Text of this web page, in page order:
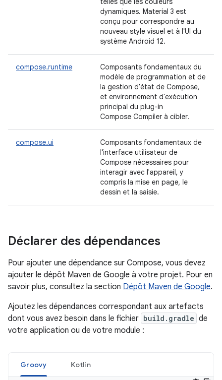
dynamiques. Material 3 est
conçu pour correspondre au
nouveau style visuel et à l'UI du
système Android 12.
compose.runtime
Composants fondamentaux du
modèle de programmation et de
la gestion d'état de Compose,
et environnement d'exécution
principal du plug-in
Compose Compiler à cibler.
compose.ui
Composants fondamentaux de
l'interface utilisateur de
Compose nécessaires pour
interagir avec l'appareil, y
compris la mise en page, le
dessin et la saisie.
Déclarer des dépendances
Pour ajouter une dépendance sur Compose, vous devez
ajouter le dépôt Maven de Google à votre projet. Pour en
savoir plus, consultez la section Dépôt Maven de Google.
Ajoutez les dépendances correspondant aux artefacts
dont vous avez besoin dans le fichier build.gradle de
votre application ou de votre module :
Groovy Kotlin